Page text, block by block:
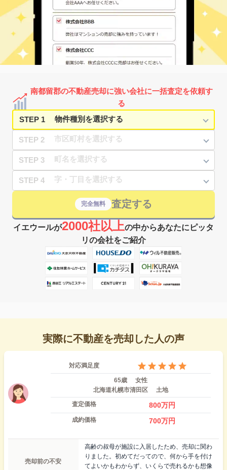
南都留郡富士河口湖
徒歩-分
南都留郡富士河口湖
700
南都留郡富士河口湖
1,500 万円 690 ㎡
南都留郡富士河口湖
町 河口
660 万円
河口湖
徒歩-分
南都留郡の不動産売却に強い会社に一括査定を依頼す
る
STEP 1
STEP 2
STEP 3
STEP 4
完全無料 査定する
イエウールが2000社以上の中からあなたにピッタ
リの会社をご紹介
実際に不動産を売却した人の声
対応満足度
65歳
女性
北海道札幌市清田区
土地
査定価格
800万円
成約価格 700万円
売却前の不安
高齢の叔母が施設に入居したため、売却に関わ
りました。初めてだってので、何から手を付け
てよいかもわからず、いくらで売れるかも想像